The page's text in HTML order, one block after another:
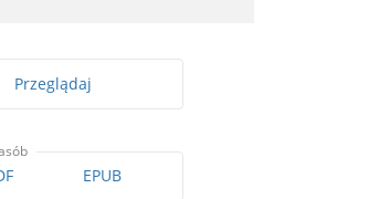
Przeglądaj
EPUB